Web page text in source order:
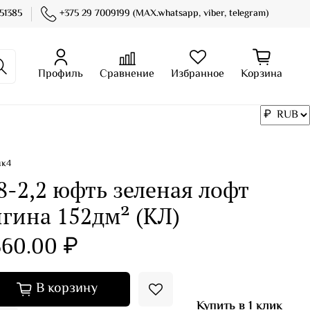
+375 29 7009199 (MAX.whatsapp, viber, telegram)
Профиль Сравнение Избранное Корзина
2,2 юфть зеленая лофт
152дм² (КЛ)
₽
В корзину